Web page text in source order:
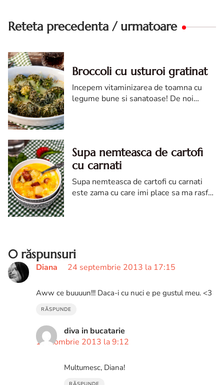
Reteta precedenta / urmatoare
Broccoli cu usturoi gratinat
Incepem vitaminizarea de toamna cu
legume bune si sanatoase! De noi
Supa nemteasca de cartofi
cu carnati
Supa nemteasca de cartofi cu carnati
este zama cu care imi place sa ma rasfat
0 răspunsuri
Diana 24 septembrie 2013 la 17:15
Aww ce buuuun!!! Daca-i cu nuci e pe gustul meu. <3
RĂSPUNDE
diva in bucatarie
1 octombrie 2013 la 9:12
Multumesc, Diana!